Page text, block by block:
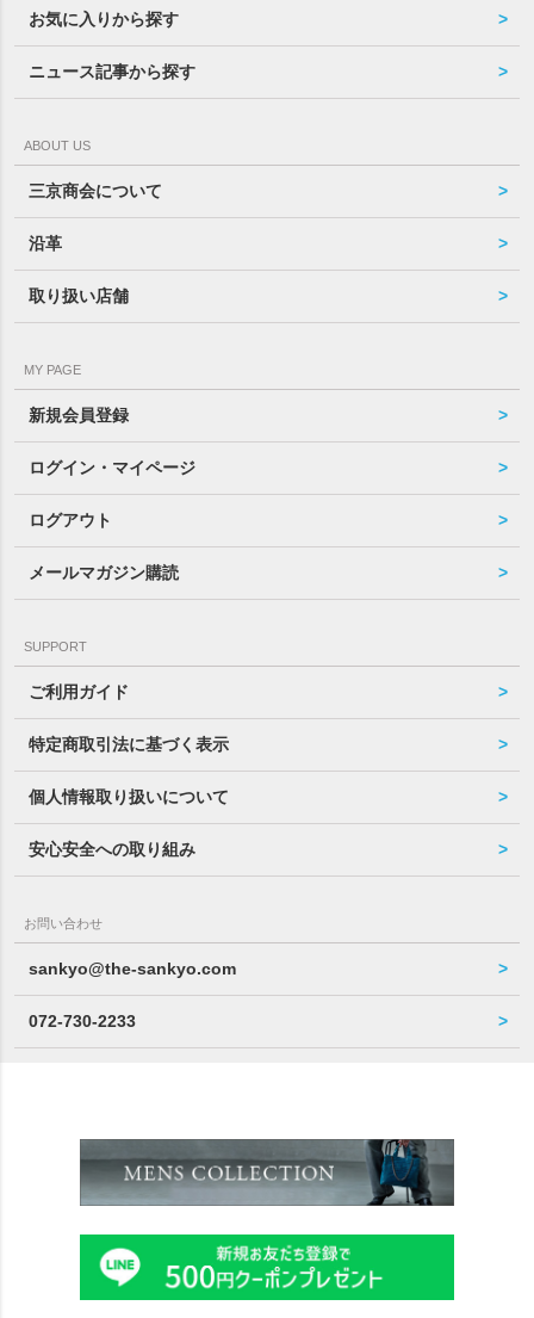
お気に入りから探す
ニュース記事から探す
ABOUT US
三京商会について
沿革
取り扱い店舗
MY PAGE
新規会員登録
ログイン・マイページ
ログアウト
メールマガジン購読
SUPPORT
ご利用ガイド
特定商取引法に基づく表示
個人情報取り扱いについて
安心安全への取り組み
お問い合わせ
sankyo@the-sankyo.com
072-730-2233